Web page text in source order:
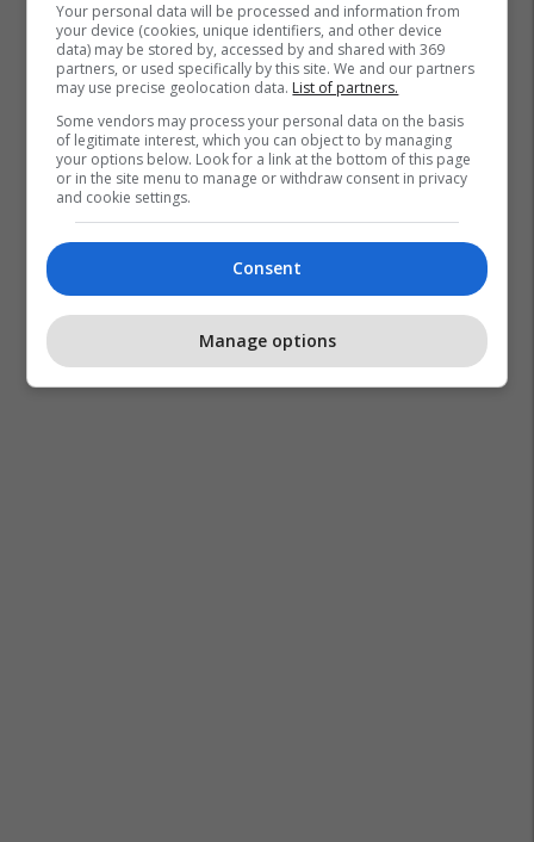
Your personal data will be processed and information from
your device (cookies, unique identifiers, and other device
data) may be stored by, accessed by and shared with 369
partners, or used specifically by this site. We and our partners
may use precise geolocation data. List of partners.
Some vendors may process your personal data on the basis
of legitimate interest, which you can object to by managing
your options below. Look for a link at the bottom of this page
or in the site menu to manage or withdraw consent in privacy
and cookie settings.
Consent
Manage options